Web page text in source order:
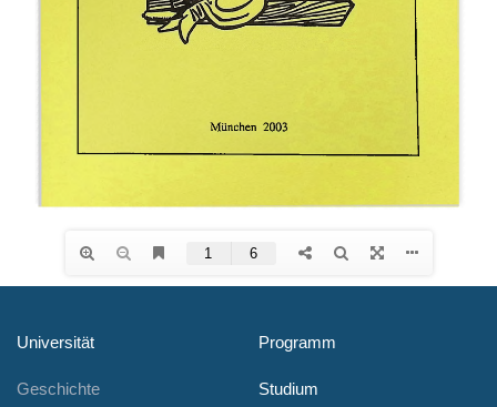
Universität
Geschichte
Programm
Studium